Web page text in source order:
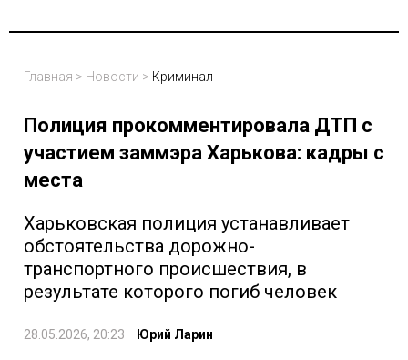
Главная > Новости > Криминал
Полиция прокомментировала ДТП с
участием заммэра Харькова: кадры с
места
Харьковская полиция устанавливает
обстоятельства дорожно-
транспортного происшествия, в
результате которого погиб человек
28.05.2026, 20:23 Юрий Ларин